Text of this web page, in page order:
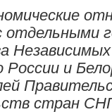
отдельными
России и
стран